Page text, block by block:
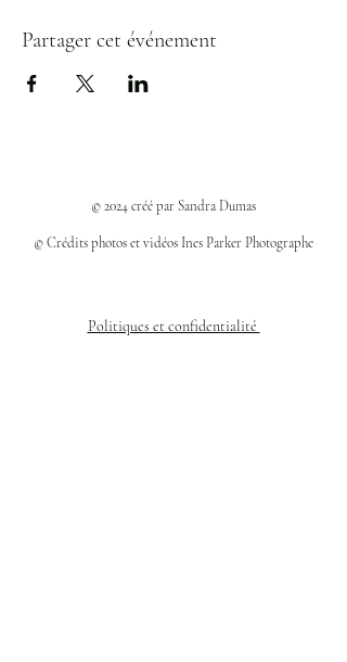
Partager cet événement
© 2024 créé par Sandra Dumas
© Crédits photos et vidéos Ines Parker Photographe
Politiques et confidentialité